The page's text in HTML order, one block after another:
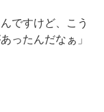
ですけど、こう
ったんだなぁ」